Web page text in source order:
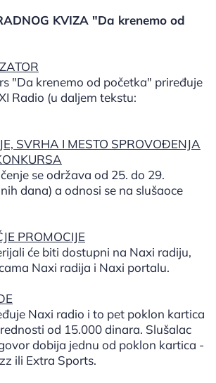
KVIZA "Da krenemo od
"Da krenemo od početka" priređuje
Radio (u daljem tekstu:
SVRHA I MESTO SPROVOÐENJA
se održava od 25. do 29.
dana) a odnosi se na slušaoce
PROMOCIJE
će biti dostupni na Naxi radiju,
Naxi radija i Naxi portalu.
Naxi radio i to pet poklon kartica
od 15.000 dinara. Slušalac
dobija jednu od poklon kartica -
ili Extra Sports.